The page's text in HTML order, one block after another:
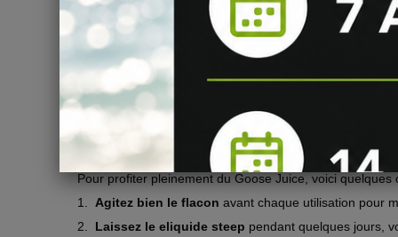
Une Composition
Le Goose Juice est conditionné en flacons de 60 ml,
entre saveur et production de vapeur. Avec une telle
custard.
Conseils d'Utilisation du
Pour profiter pleinement du Goose Juice, voici quelques
1.
Agitez bien le flacon avant chaque utilisation pour
2.
Laissez le eliquide steep pendant quelques jours,